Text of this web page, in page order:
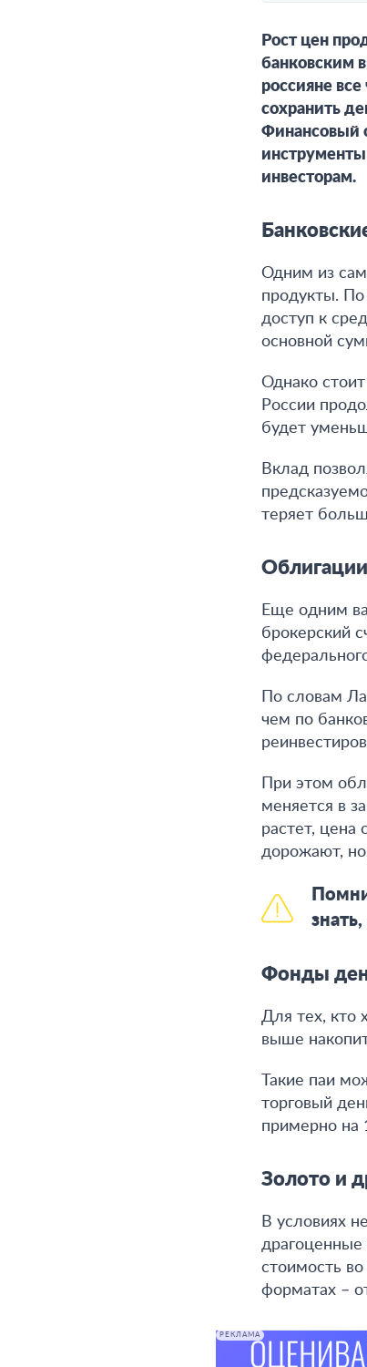
Рост цен
банковским
россияне
сохранить
Финансовый
инструменты
инвесторам.
Одним из
продукты. По
доступ к
основной
Однако
России
будет
Вклад
теряет
Облигации
Еще одним
брокерский
По словам
чем по
При этом
меняется в
растет, цена
дорожают,
Фонды
Для тех, кто
выше
Такие паи
торговый
примерно на
Золото и
В условиях
стоимость
форматах –
РЕКЛАМА